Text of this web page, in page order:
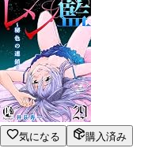
気になる 購入済み